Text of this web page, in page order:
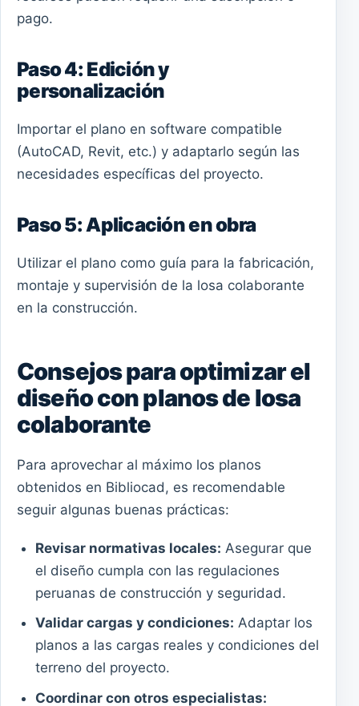
pago.
Paso 4: Edición y
personalización
Importar el plano en software compatible
(AutoCAD, Revit, etc.) y adaptarlo según las
necesidades específicas del proyecto.
Paso 5: Aplicación en obra
Utilizar el plano como guía para la fabricación,
montaje y supervisión de la losa colaborante
en la construcción.
Consejos para optimizar el
diseño con planos de losa
colaborante
Para aprovechar al máximo los planos
obtenidos en Bibliocad, es recomendable
seguir algunas buenas prácticas:
Revisar normativas locales: Asegurar que
el diseño cumpla con las regulaciones
peruanas de construcción y seguridad.
Validar cargas y condiciones: Adaptar los
planos a las cargas reales y condiciones del
terreno del proyecto.
Coordinar con otros especialistas: